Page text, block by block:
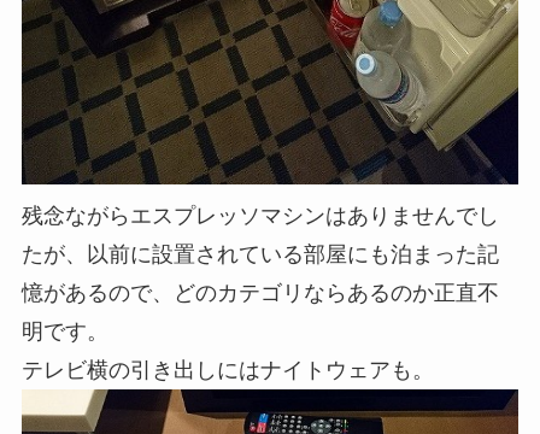
残念ながらエスプレッソマシンはありませんでし
たが、以前に設置されている部屋にも泊まった記
憶があるので、どのカテゴリならあるのか正直不
明です。
テレビ横の引き出しにはナイトウェアも。